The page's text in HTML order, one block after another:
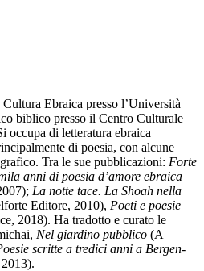
Ebraica presso l’Università
biblico presso il Centro Culturale
occupa di letteratura ebraica
di poesia, con alcune
Tra le sue pubblicazioni: Forte
anni di poesia d’amore ebraica
La notte tace. La Shoah nella
Editore, 2010), Poeti e poesie
2018). Ha tradotto e curato le
Nel giardino pubblico (A
scritte a tredici anni a Bergen-